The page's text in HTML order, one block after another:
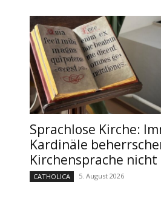
Sprachlose Kirche:
Kardinäle
Kirchensprache
CATHOLICA 5. August 2026